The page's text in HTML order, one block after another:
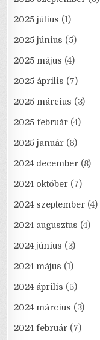
2025 július (1)
2025 június (5)
2025 május (4)
2025 április (7)
2025 március (3)
2025 február (4)
2025 január (6)
2024 december (8)
2024 október (7)
2024 szeptember (4)
2024 augusztus (4)
2024 június (3)
2024 május (1)
2024 április (5)
2024 március (3)
2024 február (7)